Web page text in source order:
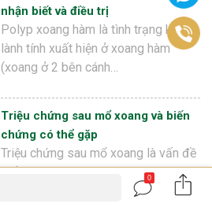
nhận biết và điều trị
Polyp xoang hàm là tình trạng khối u
lành tính xuất hiện ở xoang hàm
(xoang ở 2 bên cánh…
Triệu chứng sau mổ xoang và biến
chứng có thể gặp
Triệu chứng sau mổ xoang là vấn đề
nhiều bệnh nhân quan tâm. Khác với
0
ĐẶT LỊCH KHÁM